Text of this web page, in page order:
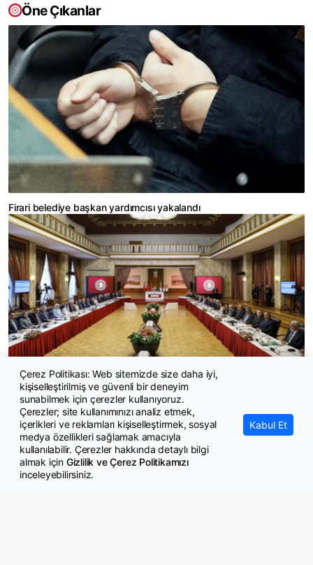
Öne Çıkanlar
Firari belediye başkan yardımcısı yakalandı
Terörsüz Türkiye'de yasal düzenleme için acele edilecek
Çerez Politikası: Web sitemizde size daha iyi,
kişiselleştirilmiş ve güvenli bir deneyim
sunabilmek için çerezler kullanıyoruz.
Çerezler; site kullanımınızı analiz etmek,
içerikleri ve reklamları kişiselleştirmek, sosyal
medya özellikleri sağlamak amacıyla
kullanılabilir. Çerezler hakkında detaylı bilgi
almak için Gizlilik ve Çerez Politikamızı
inceleyebilirsiniz.
Kabul Et